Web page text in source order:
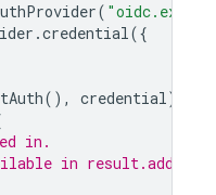
(
.credential({
(), credential)
in.
in